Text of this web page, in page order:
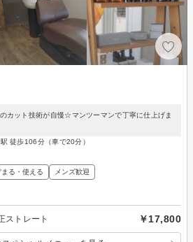
カット技術が自慢☆マンツーマンで丁寧に仕上げま
徒歩106分（車で20分）
る・使える メンズ歓迎
ストレート ￥17,800